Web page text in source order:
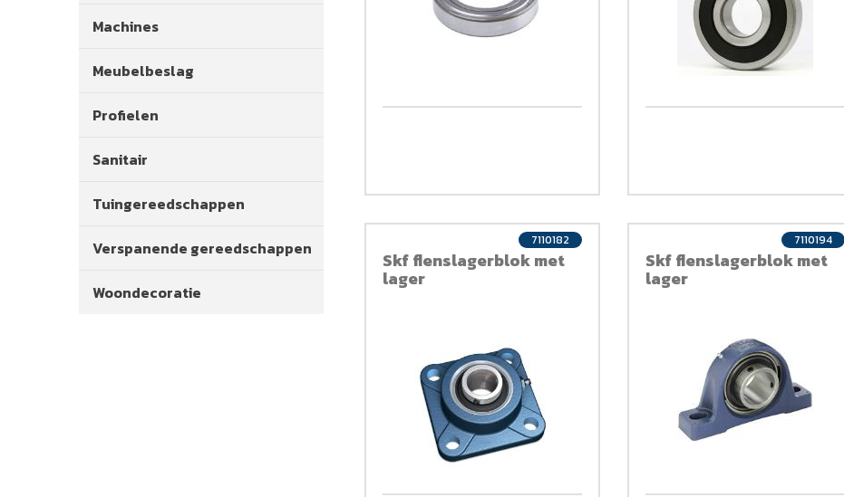
Machines
Meubelbeslag
Profielen
Sanitair
Tuingereedschappen
Verspanende gereedschappen
Woondecoratie
Skf flenslagerblok met
lager
7110182
Skf flenslagerblok met
lager
7110194